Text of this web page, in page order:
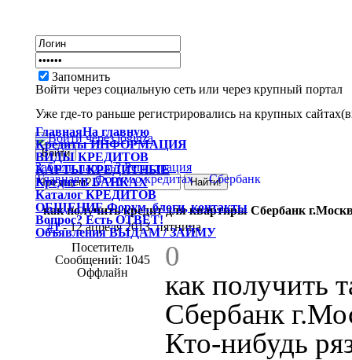
Запомнить
Войти через социальную сеть или через крупный портал
Уже где-то раньше регистрировались на крупных
Забыли пароль? Регистрация
ГлавнаяНа главную
КредитыИНФОРМАЦИЯ
ВИДЫКРЕДИТОВ
КАРТЫКРЕДИТНЫЕ
КредитВ БАНКАХ
КаталогКРЕДИТОВ
ОБЩЕНИЕФорум, блоги, контакты
Вопрос? Есть ОТВЕТ!
ОбъявленияВЫДАМ / ЗАЙМУ
Главная Форум о кредитах Сбербанк
как получить кредит для квартиры Сбербанк
#1- 12 апреля 2013, пятница
Посетитель
Сообщений: 1045
Оффлайн
0
как получить
Сбербанк
Кто-нибудь